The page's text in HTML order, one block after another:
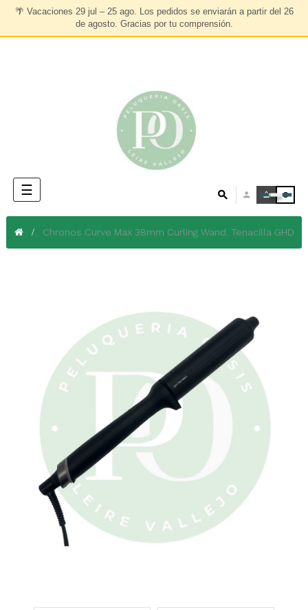
🌴 Vacaciones 29 jul – 25 ago. Los pedidos se enviarán a partir del 26
de agosto. Gracias por tu comprensión.
Navegación
de
palanca
☰ 0
Chronos Curve Max 38mm Curling Wand. Tenacilla GHD